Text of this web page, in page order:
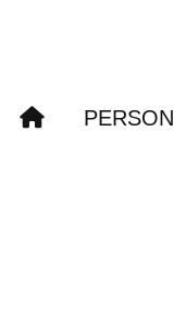
PERSON